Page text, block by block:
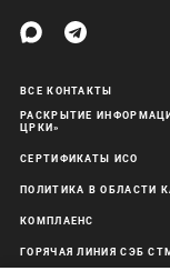
ВСЕ КОНТАКТЫ
РАСКРЫТИЕ
ЦРКИ»
СЕРТИФИКАТЫ ИСО
ПОЛИТИКА В ОБЛАСТИ
КОМПЛАЕНС
ГОРЯЧАЯ ЛИНИЯ СЭБ СТМ